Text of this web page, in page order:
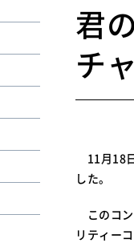
君
チ
11月18
した。
このコン
リティー